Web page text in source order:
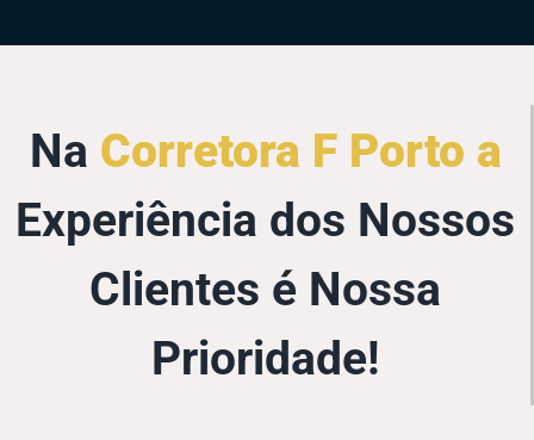
Na Corretora F Porto a
Experiência dos Nossos
Clientes é Nossa
Prioridade!